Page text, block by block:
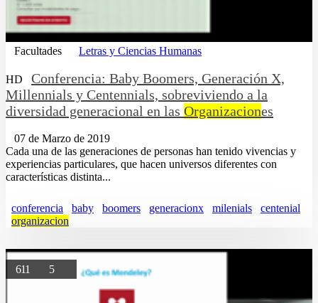
Facultades Letras y Ciencias Humanas
HD
Conferencia: Baby Boomers, Generación X,
Millennials y Centennials, sobreviviendo a la
diversidad generacional en las Organizaciones
07 de Marzo de 2019
Cada una de las generaciones de personas han tenido vivencias y
experiencias particulares, que hacen universos diferentes con
características distinta...
conferencia baby boomers generacionx milenials
centenial
organizacion
611 5